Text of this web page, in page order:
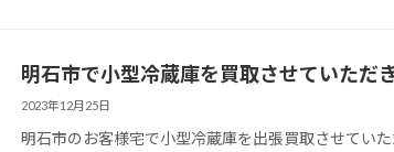
明石市で小型冷蔵庫を買取させていただ
2023年12月25日
明石市のお客様宅で小型冷蔵庫を出張買取させてい